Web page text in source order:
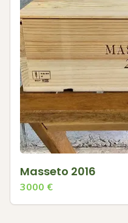
Masseto 2016
3000 €